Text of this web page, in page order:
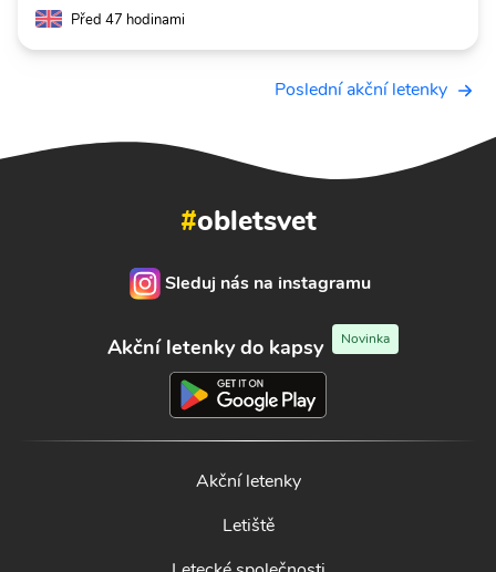
Před 47 hodinami
Poslední akční letenky
#obletsvet
Sleduj nás na instagramu
Akční letenky do kapsy Novinka
Akční letenky
Letiště